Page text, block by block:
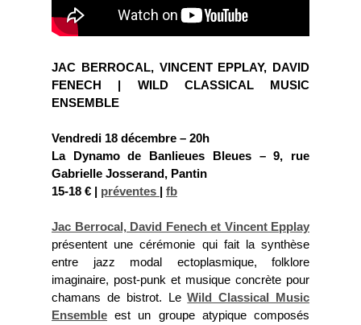
JAC BERROCAL, VINCENT EPPLAY, DAVID
FENECH | WILD CLASSICAL MUSIC
ENSEMBLE
Vendredi 18 décembre – 20h
La Dynamo de Banlieues Bleues – 9, rue
Gabrielle Josserand, Pantin
15-18 € | préventes fb
Jac Berrocal, David Fenech et Vincent Epplay
présentent une cérémonie qui fait la synthèse
entre jazz modal ectoplasmique, folklore
imaginaire, post-punk et musique concrète pour
chamans de bistrot. LeWild Classical Music
Ensemble est un groupe atypique composés